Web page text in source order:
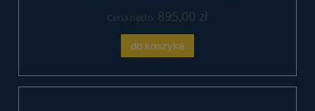
Cena netto: 895,00 zł
do koszyka